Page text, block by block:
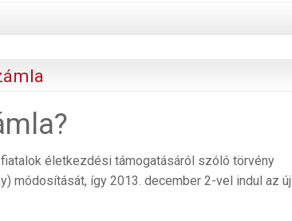
életkezdési támogatásáról szóló törvény
módosítását, így 2013. december 2-vel indul az új